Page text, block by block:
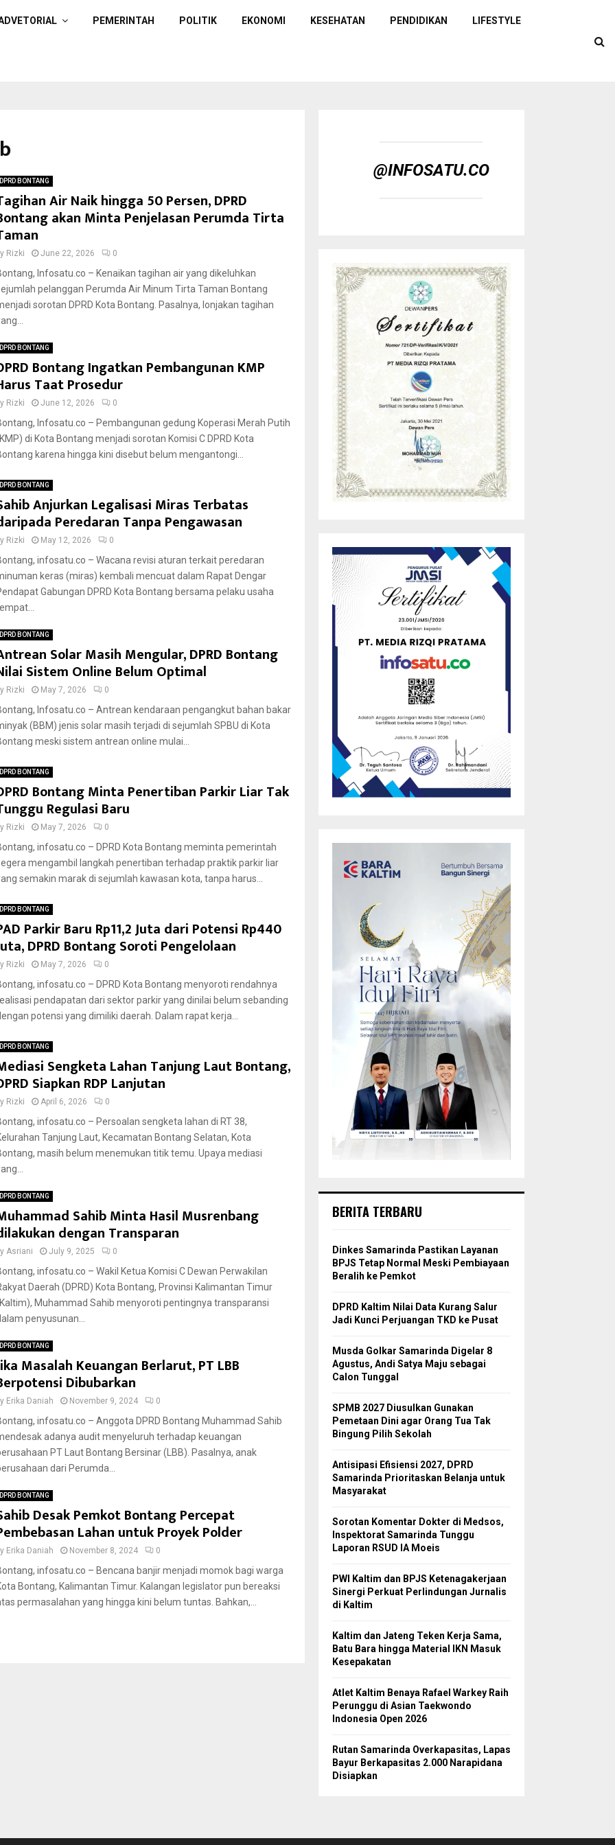
PEMERINTAH POLITIK EKONOMI KESEHATAN PENDIDIKAN LIFESTYLE
DPRD BONTANG
Air Naik hingga 50 Persen, DPRD
akan Minta Penjelasan Perumda Tirta
Rizki June 22, 2026 0
Infosatu.co – Kenaikan tagihan air yang dikeluhkan
pelanggan Perumda Air Minum Tirta Taman Bontang
sorotan DPRD Kota Bontang. Pasalnya, lonjakan tagihan
DPRD BONTANG
Bontang Ingatkan Pembangunan KMP
Taat Prosedur
Rizki June 12, 2026 0
Infosatu.co – Pembangunan gedung Koperasi Merah Putih
di Kota Bontang menjadi sorotan Komisi C DPRD Kota
karena hingga kini disebut belum mengantongi...
DPRD BONTANG
Anjurkan Legalisasi Miras Terbatas
Peredaran Tanpa Pengawasan
Rizki May 12, 2026 0
infosatu.co – Wacana revisi aturan terkait peredaran
keras (miras) kembali mencuat dalam Rapat Dengar
Gabungan DPRD Kota Bontang bersama pelaku usaha
DPRD BONTANG
Solar Masih Mengular, DPRD Bontang
Sistem Online Belum Optimal
Rizki May 7, 2026 0
Infosatu.co – Antrean kendaraan pengangkut bahan bakar
(BBM) jenis solar masih terjadi di sejumlah SPBU di Kota
meski sistem antrean online mulai...
DPRD BONTANG
Bontang Minta Penertiban Parkir Liar Tak
Regulasi Baru
Rizki May 7, 2026 0
infosatu.co – DPRD Kota Bontang meminta pemerintah
mengambil langkah penertiban terhadap praktik parkir liar
semakin marak di sejumlah kawasan kota, tanpa harus...
DPRD BONTANG
Parkir Baru Rp11,2 Juta dari Potensi Rp440
DPRD Bontang Soroti Pengelolaan
Rizki May 7, 2026 0
infosatu.co – DPRD Kota Bontang menyoroti rendahnya
pendapatan dari sektor parkir yang dinilai belum sebanding
potensi yang dimiliki daerah. Dalam rapat kerja...
DPRD BONTANG
Sengketa Lahan Tanjung Laut Bontang,
Siapkan RDP Lanjutan
Rizki April 6, 2026 0
infosatu.co – Persoalan sengketa lahan di RT 38,
Tanjung Laut, Kecamatan Bontang Selatan, Kota
masih belum menemukan titik temu. Upaya mediasi
DPRD BONTANG
Sahib Minta Hasil Musrenbang
dengan Transparan
Asriani July 9, 2025 0
infosatu.co – Wakil Ketua Komisi C Dewan Perwakilan
Daerah (DPRD) Kota Bontang, Provinsi Kalimantan Timur
Muhammad Sahib menyoroti pentingnya transparansi
penyusunan...
DPRD BONTANG
Masalah Keuangan Berlarut, PT LBB
Dibubarkan
Erika Daniah November 9, 2024 0
infosatu.co – Anggota DPRD Bontang Muhammad Sahib
adanya audit menyeluruh terhadap keuangan
PT Laut Bontang Bersinar (LBB). Pasalnya, anak
dari Perumda...
DPRD BONTANG
Desak Pemkot Bontang Percepat
Lahan untuk Proyek Polder
Erika Daniah November 8, 2024 0
infosatu.co – Bencana banjir menjadi momok bagi warga
Bontang, Kalimantan Timur. Kalangan legislator pun bereaksi
permasalahan yang hingga kini belum tuntas. Bahkan,...
@INFOSATU.CO
BERITA TERBARU
Dinkes Samarinda Pastikan Layanan
BPJS Tetap Normal Meski Pembiayaan
Beralih ke Pemkot
DPRD Kaltim Nilai Data Kurang Salur
Jadi Kunci Perjuangan TKD ke Pusat
Musda Golkar Samarinda Digelar 8
Agustus, Andi Satya Maju sebagai
Calon Tunggal
SPMB 2027 Diusulkan Gunakan
Pemetaan Dini agar Orang Tua Tak
Bingung Pilih Sekolah
Antisipasi Efisiensi 2027, DPRD
Samarinda Prioritaskan Belanja untuk
Masyarakat
Sorotan Komentar Dokter di Medsos,
Inspektorat Samarinda Tunggu
Laporan RSUD IA Moeis
PWI Kaltim dan BPJS Ketenagakerjaan
Sinergi Perkuat Perlindungan Jurnalis
di Kaltim
Kaltim dan Jateng Teken Kerja Sama,
Batu Bara hingga Material IKN Masuk
Kesepakatan
Atlet Kaltim Benaya Rafael Warkey Raih
Perunggu di Asian Taekwondo
Indonesia Open 2026
Rutan Samarinda Overkapasitas, Lapas
Bayur Berkapasitas 2.000 Narapidana
Disiapkan